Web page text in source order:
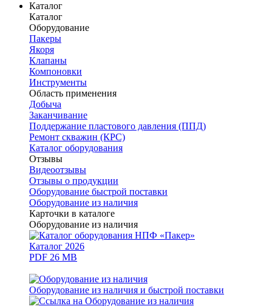
Каталог
Каталог
Оборудование
Пакеры
Якоря
Клапаны
Компоновки
Инструменты
Область применения
Добыча
Заканчивание
Поддержание пластового давления (ППД)
Ремонт скважин (КРС)
Каталог оборудования
Отзывы
Видеоотзывы
Отзывы о продукции
Оборудование быстрой поставки
Оборудование из наличия
Карточки в каталоге
Оборудование из наличия
Каталог 2026
PDF 26 MB
Оборудование из наличия и быстрой поставки